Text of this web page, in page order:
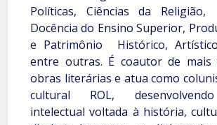
Políticas, Ciências da Religião,
Docência do Ensino Superior,
e Patrimônio Histórico,
entre outras. É coautor de mais
obras literárias e atua como
cultural ROL,
intelectual voltada à história,